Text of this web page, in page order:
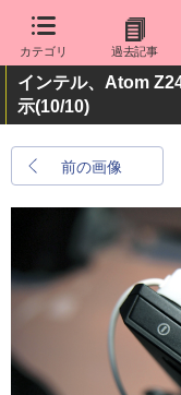
カテゴリ 過去記事
インテル、Atom
示(10/10)
前の画像